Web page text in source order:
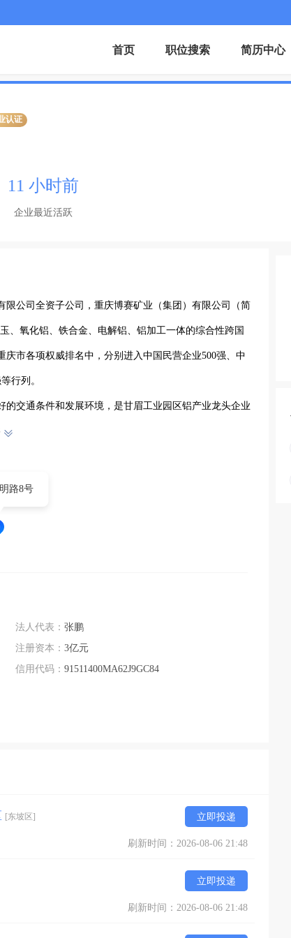
首页 职位搜索 简历中心
认证
11 小时前
企业最近活跃
公司全资子公司，重庆博赛矿业（集团）有限公司（简
、氧化铝、铁合金、电解铝、铝加工一体的综合性跨国
市各项权威排名中，分别进入中国民营企业500强、中
行列。
交通条件和发展环境，是甘眉工业园区铝产业龙头企业
产13万吨电解铝，年产值近20亿元，现有员工370余人。
路8号
法人代表： 张鹏
注册资本： 3亿元
信用代码： 91511400MA62J9GC84
[东坡区] 立即投递
刷新时间：2026-08-06 21:48
立即投递
刷新时间：2026-08-06 21:48